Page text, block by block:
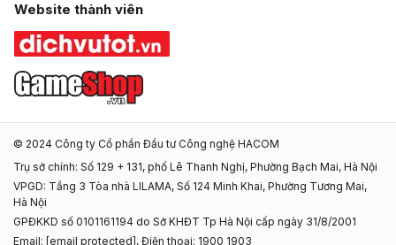
Website thành viên
© 2024 Công ty Cổ phần Đầu tư Công nghệ HACOM
Trụ sở chính: Số 129 + 131, phố Lê Thanh Nghị, Phường Bạch Mai, Hà Nội
VPGD: Tầng 3 Tòa nhà LILAMA, Số 124 Minh Khai, Phường Tương Mai,
Hà Nội
GPĐKKD số 0101161194 do Sở KHĐT Tp Hà Nội cấp ngày 31/8/2001
Email: [email protected] , Điện thoại: 1900 1903